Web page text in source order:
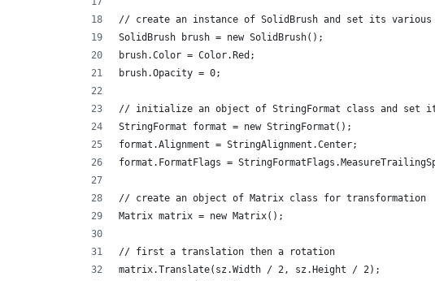
// create an instance of SolidBrush and set its various
SolidBrush brush = new SolidBrush();
brush.Color = Color.Red;
brush.Opacity = 0;
// initialize an object of StringFormat class and set
StringFormat format = new StringFormat();
format.Alignment = StringAlignment.Center;
format.FormatFlags =
// create an object of Matrix class for transformation
Matrix matrix = new Matrix();
// first a translation then a rotation
matrix.Translate(sz.Width / 2, sz.Height / 2);